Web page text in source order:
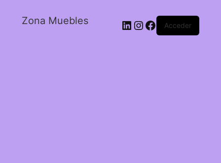
Zona Muebles Acceder